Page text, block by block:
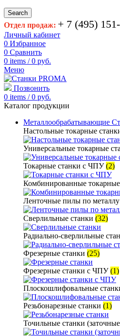
Search
Отдел продаж: + 7 (495)
Личный кабинет
0 Избранное
0 Сравнить
0 items / 0 руб.
Меню
Позвонить
0 items / 0 руб.
Каталог продукции
Металлообрабатывающие
Настольные токарные
Универсальные токарные
Токарные станки с ЧПУ(2)
Комбинированные токарные
Ленточные пилы по металлу
Сверлильные станки (32)
Радиально-сверлильные
Фрезерные станки (25)
Фрезерные станки с ЧПУ(1)
Плоскошлифовальные
Резьбонарезные станки (1)
Точильные станки